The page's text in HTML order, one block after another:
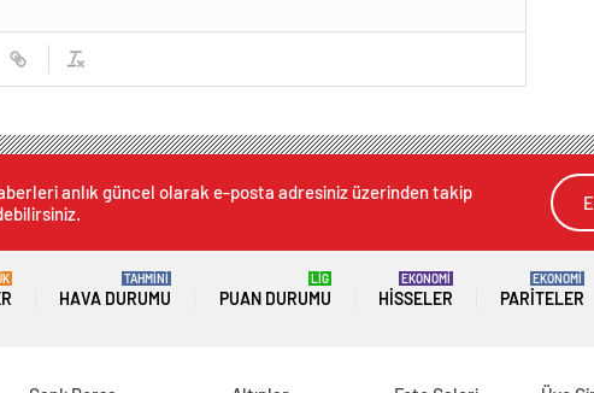
anlık güncel olarak e-posta adresiniz üzerinden takip
HAVA DURUMU
TAHMİNİ
PUAN DURUMU
LİG
HISSELER
EKONOMİ
PARITELER
EKONOMİ